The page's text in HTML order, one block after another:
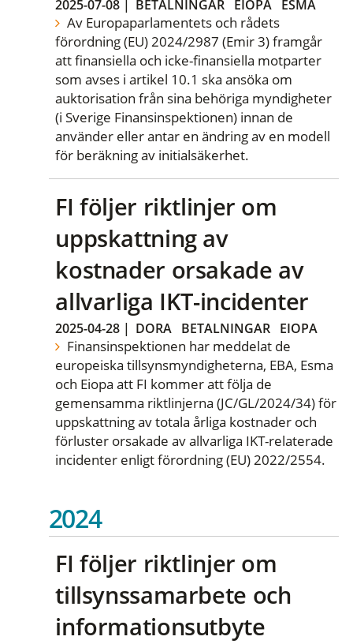
2025-07-08 BETALNINGAR EIOPA ESMA
Av Europaparlamentets och rådets
förordning (EU) 2024/2987 (Emir 3) framgår
att finansiella och icke-finansiella motparter
som avses i artikel 10.1 ska ansöka om
auktorisation från sina behöriga myndigheter
(i Sverige Finansinspektionen) innan de
använder eller antar en ändring av en modell
för beräkning av initialsäkerhet.
FI följer riktlinjer om
uppskattning av
kostnader orsakade av
allvarliga IKT-incidenter
2025-04-28 | DORA BETALNINGAR EIOPA
Finansinspektionen har meddelat de
europeiska tillsynsmyndigheterna, EBA, Esma
och Eiopa att FI kommer att följa de
gemensamma riktlinjerna (JC/GL/2024/34) för
uppskattning av totala årliga kostnader och
förluster orsakade av allvarliga IKT-relaterade
incidenter enligt förordning (EU) 2022/2554.
2024
FI följer riktlinjer om
tillsynssamarbete och
informationsutbyte